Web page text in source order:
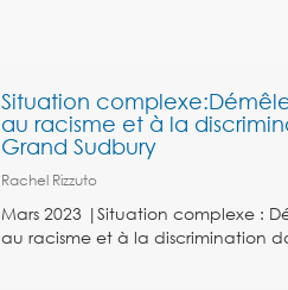
Situation
au racisme et à la
Grand Sudbury
Rachel Rizzuto
Mars 2023 |Situation complexe :
au racisme et à la discrimination